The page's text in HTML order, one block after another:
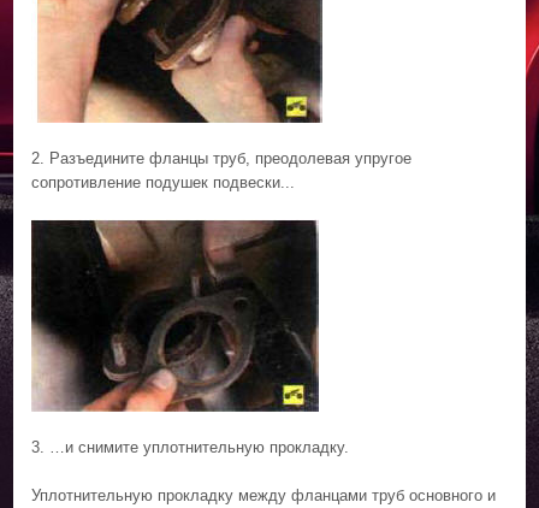
2. Разъедините фланцы труб, преодолевая упругое
сопротивление подушек подвески...
3. …и снимите уплотнительную прокладку.
Уплотнительную прокладку между фланцами труб основного и